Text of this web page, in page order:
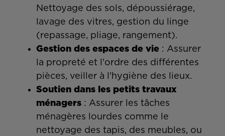
Nettoyage des sols, dépoussiérage,
lavage des vitres, gestion du linge
(repassage, pliage, rangement).
Gestion des espaces de vie : Assurer
la propreté et l'ordre des différentes
pièces, veiller à l'hygiène des lieux.
Soutien dans les petits travaux
ménagers : Assurer les tâches
ménagères lourdes comme le
nettoyage des tapis, des meubles, ou